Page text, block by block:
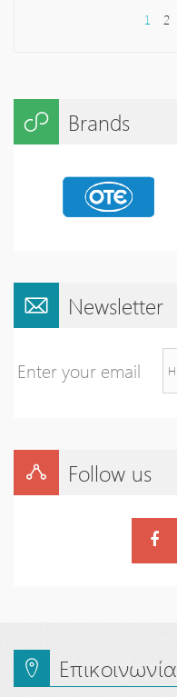
1 2
Brands
Newsletter
Enter your email
Follow us
Επικοινωνία